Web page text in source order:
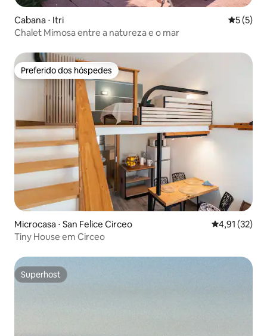
Cabana ⋅ Itri 5 de
5 (5)
Chalet Mimosa entre a natureza e o mar
Preferido dos hóspedes
Preferido dos hóspedes
Microcasa ⋅ San Felice Circeo 4,91 de uma
4,91 (32)
Tiny House em Circeo
Superhost
Superhost